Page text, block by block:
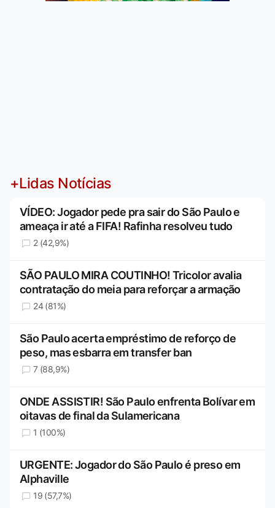
+Lidas Notícias
VÍDEO: Jogador pede pra sair do São Paulo e
ameaça ir até a FIFA! Rafinha resolveu tudo
2 (42,9%)
SÃO PAULO MIRA COUTINHO! Tricolor avalia
contratação do meia para reforçar a armação
24 (81%)
São Paulo acerta empréstimo de reforço de
peso, mas esbarra em transfer ban
7 (88,9%)
ONDE ASSISTIR! São Paulo enfrenta Bolívar em
oitavas de final da Sulamericana
1 (100%)
URGENTE: Jogador do São Paulo é preso em
Alphaville
19 (57,7%)